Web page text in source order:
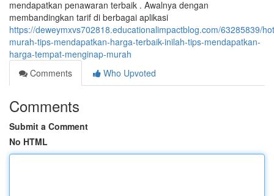
mendapatkan penawaran terbaik . Awalnya dengan
membandingkan tarif di berbagai aplikasi
https://deweymxvs702818.educationalimpactblog.com/63285839/
murah-tips-mendapatkan-harga-terbaik-inilah-tips-mendapatkan-
harga-tempat-menginap-murah
Comments
Who Upvoted
Comments
Submit a Comment
No HTML